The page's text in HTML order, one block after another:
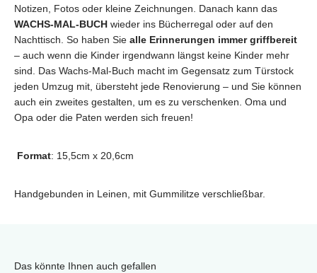
Notizen, Fotos oder kleine Zeichnungen. Danach kann das
WACHS-MAL-BUCH wieder ins Bücherregal oder auf den
Nachttisch. So haben Sie alle Erinnerungen immer griffbereit
– auch wenn die Kinder irgendwann längst keine Kinder mehr
sind. Das Wachs-Mal-Buch macht im Gegensatz zum Türstock
jeden Umzug mit, übersteht jede Renovierung – und Sie können
auch ein zweites gestalten, um es zu verschenken. Oma und
Opa oder die Paten werden sich freuen!
Format: 15,5cm x 20,6cm
Handgebunden in Leinen, mit Gummilitze verschließbar.
Das könnte Ihnen auch gefallen